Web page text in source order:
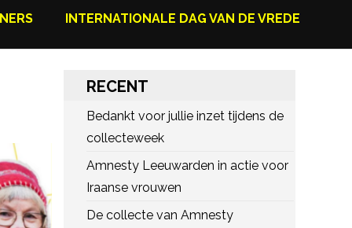
INTERNATIONALE DAG VAN DE VREDE
RECENT
Bedankt voor jullie inzet tijdens de
collecteweek
Amnesty Leeuwarden in actie voor
Iraanse vrouwen
De collecte van Amnesty